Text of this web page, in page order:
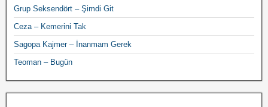
Grup Seksendört – Şimdi Git
Ceza – Kemerini Tak
Sagopa Kajmer – İnanmam Gerek
Teoman – Bugün